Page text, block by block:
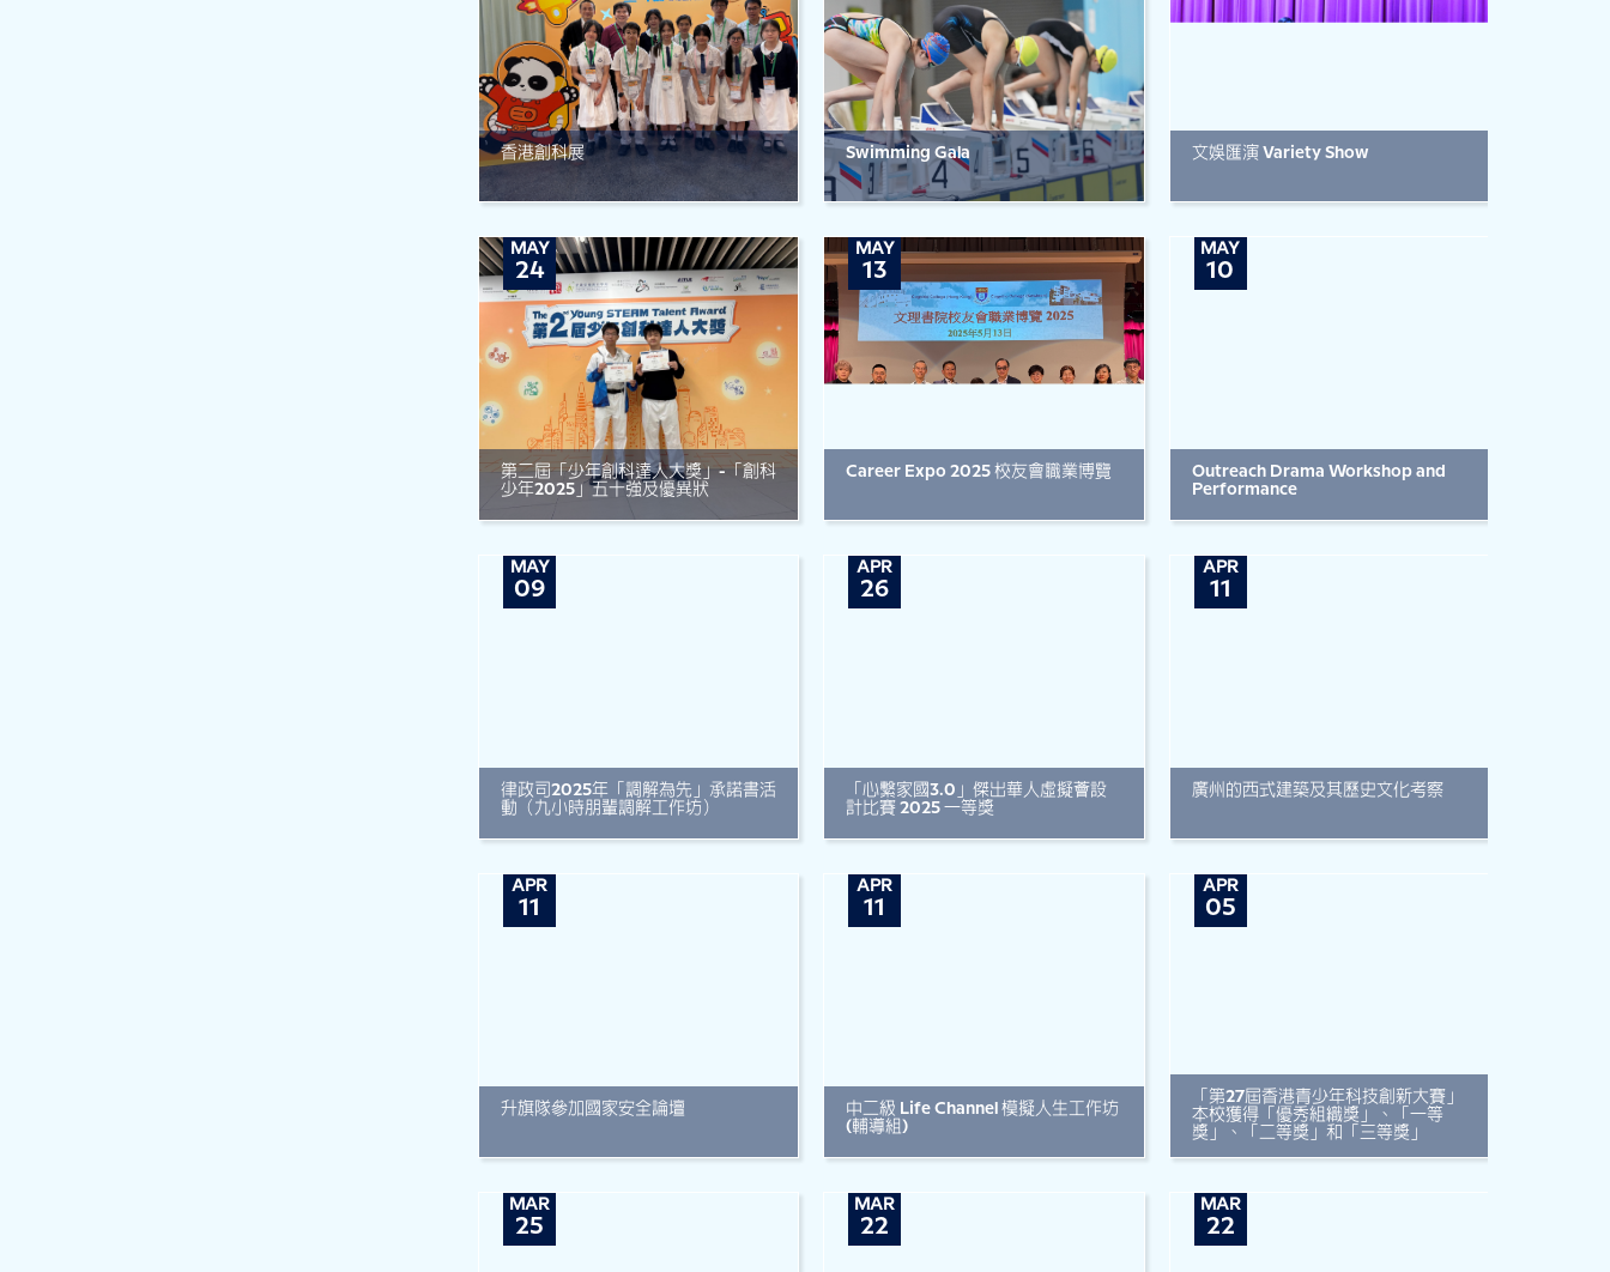
香港創科展 Swimming Gala 文娛匯演 Variety Show
MAY
24
第二屆「少年創科達人大獎」-「創科
少年2025」五十強及優異狀
MAY
13
Career Expo 2025 校友會職業博覽
MAY
10
Outreach Drama Workshop and
Performance
MAY
09
律政司2025年「調解為先」承諾書活
動（九小時朋輩調解工作坊）
APR
26
「心繫家國3.0」傑出華人虛擬薈設
計比賽 2025 一等獎
APR
11
廣州的西式建築及其歷史文化考察
APR
11
升旗隊參加國家安全論壇
APR
11
中二級 Life Channel 模擬人生工作坊
(輔導組)
APR
05
「第27屆香港青少年科技創新大賽」
本校獲得「優秀組織獎」、「一等
獎」、「二等獎」和「三等獎」
MAR
25
MAR
22
MAR
22